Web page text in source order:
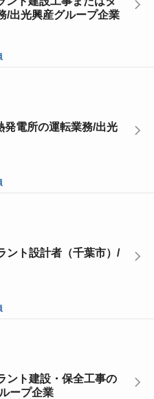
/出光興産グループ企業
発電所の運転業務/出光
ント設計者（千葉市）/
ント建設・保全工事の
ープ企業